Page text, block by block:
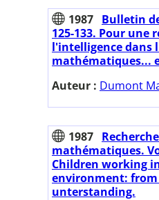
1987 Bulletin
125-133. Pour une
l'intelligence dans
mathématiques...
Auteur : Dumont
1987
mathématiques.
Children working
environment:
unterstanding.